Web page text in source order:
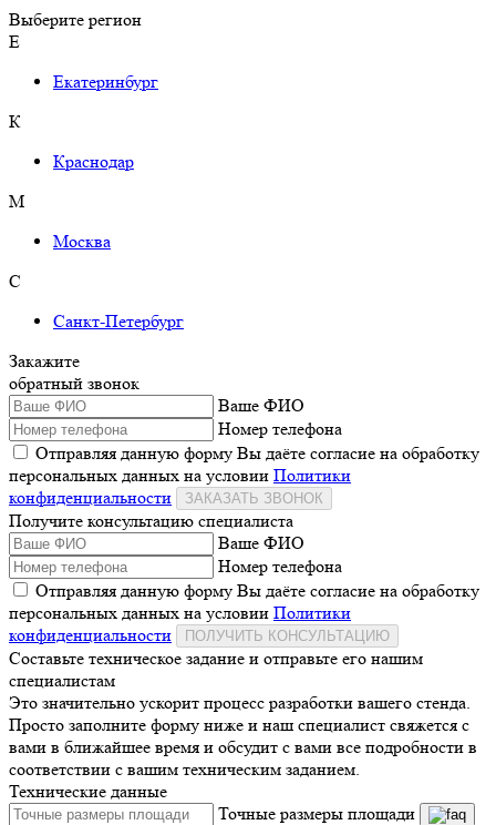
Выберите регион
Е
Екатеринбург
К
Краснодар
М
Москва
С
Санкт-Петербург
Закажите
обратный звонок
Ваше ФИО
Номер телефона
Отправляя данную форму Вы даёте согласие на обработку
персональных данных на условии Политики
конфиденциальности
ЗАКАЗАТЬ ЗВОНОК
Получите консультацию специалиста
Ваше ФИО
Номер телефона
Отправляя данную форму Вы даёте согласие на обработку
персональных данных на условии Политики
конфиденциальности
ПОЛУЧИТЬ КОНСУЛЬТАЦИЮ
Составьте техническое задание и отправьте его нашим
специалистам
Это значительно ускорит процесс разработки вашего стенда.
Просто заполните форму ниже и наш специалист свяжется с
вами в ближайшее время и обсудит с вами все подробности в
соответствии с вашим техническим заданием.
Технические данные
Точные размеры площади